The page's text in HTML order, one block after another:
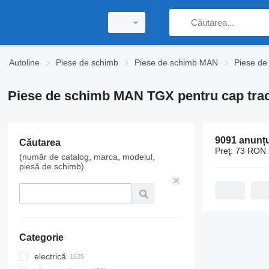
Autoline Piese de schimb Piese de schimb MAN Piese
Piese de schimb MAN TGX pentru cap
Căutarea
(număr de catalog, marca, modelul,
piesă de schimb)
Categorie
electrică
9091
Preţ: 73 RON